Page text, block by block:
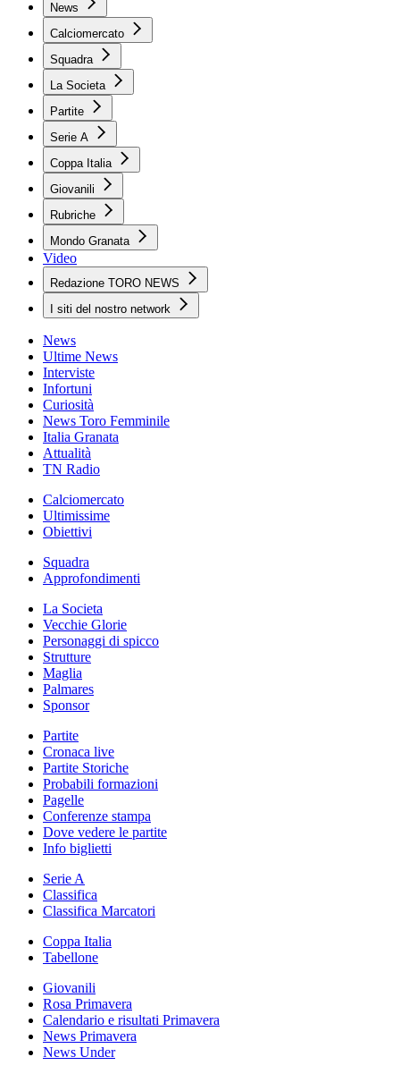
News
Calciomercato
Squadra
La Societa
Partite
Serie A
Coppa Italia
Giovanili
Rubriche
Mondo Granata
Video
Redazione TORO NEWS
I siti del nostro network
News
Ultime News
Interviste
Infortuni
Curiosità
News Toro Femminile
Italia Granata
Attualità
TN Radio
Calciomercato
Ultimissime
Obiettivi
Squadra
Approfondimenti
La Societa
Vecchie Glorie
Personaggi di spicco
Strutture
Maglia
Palmares
Sponsor
Partite
Cronaca live
Partite Storiche
Probabili formazioni
Pagelle
Conferenze stampa
Dove vedere le partite
Info biglietti
Serie A
Classifica
Classifica Marcatori
Coppa Italia
Tabellone
Giovanili
Rosa Primavera
Calendario e risultati Primavera
News Primavera
News Under